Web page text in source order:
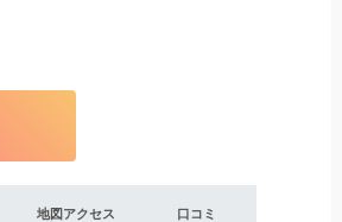
地図アクセス 口コミ